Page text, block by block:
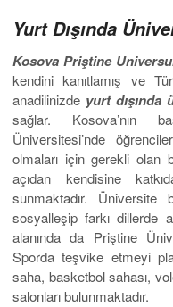
Yurt Dışında
Kosova Priştine
kendini kanıtlamış ve
anadilinizde yurt dışında
sağlar. Kosova’nın
Üniversitesi’nde
olmaları için gerekli olan
açıdan kendisine
sunmaktadır.
sosyalleşip farkı dillerde
alanında da Priştine
Sporda teşvike etmeyi
saha, basketbol sahası,
salonları bulunmaktadır.